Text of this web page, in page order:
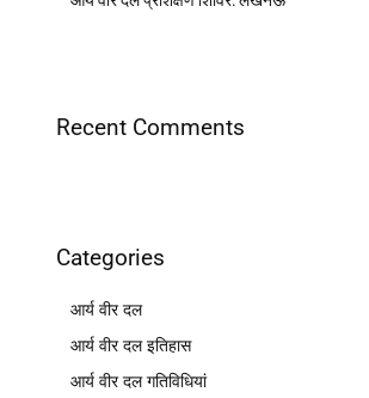
Recent Comments
Categories
आर्य वीर दल
आर्य वीर दल इतिहास
आर्य वीर दल गतिविधियां